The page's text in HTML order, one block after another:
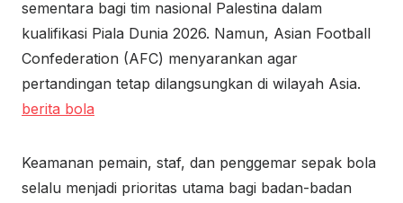
sementara bagi tim nasional Palestina dalam
kualifikasi Piala Dunia 2026. Namun, Asian Football
Confederation (AFC) menyarankan agar
pertandingan tetap dilangsungkan di wilayah Asia.
berita bola
Keamanan pemain, staf, dan penggemar sepak bola
selalu menjadi prioritas utama bagi badan-badan